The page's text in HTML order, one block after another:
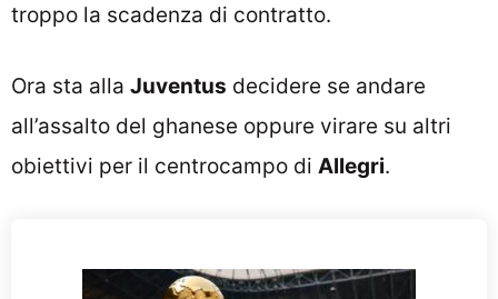
troppo la scadenza di contratto.
Ora sta alla Juventus decidere se andare
all’assalto del ghanese oppure virare su altri
obiettivi per il centrocampo di Allegri.